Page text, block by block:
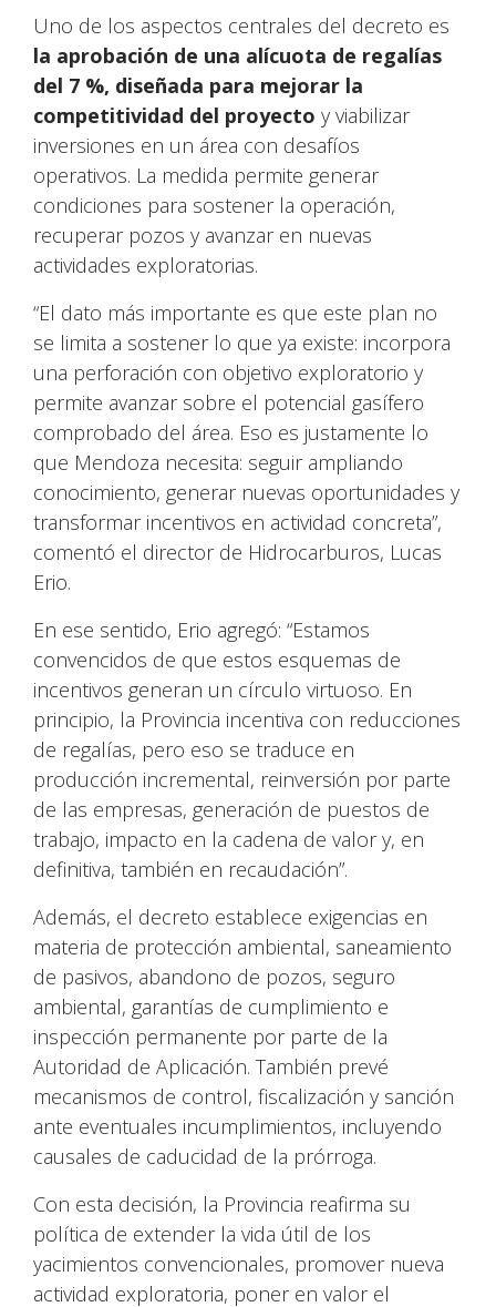
Uno de los aspectos centrales del decreto es
la aprobación de una alícuota de regalías
del 7 %, diseñada para mejorar la
competitividad del proyectoy viabilizar
inversiones en un área con desafíos
operativos. La medida permite generar
condiciones para sostener la operación,
recuperar pozos y avanzar en nuevas
actividades exploratorias.
“El dato más importante es que este plan no
se limita a sostener lo que ya existe: incorpora
una perforación con objetivo exploratorio y
permite avanzar sobre el potencial gasífero
comprobado del área. Eso es justamente lo
que Mendoza necesita: seguir ampliando
conocimiento, generar nuevas oportunidades y
transformar incentivos en actividad concreta”,
comentó el director de Hidrocarburos, Lucas
Erio.
En ese sentido, Erio agregó: “Estamos
convencidos de que estos esquemas de
incentivos generan un círculo virtuoso. En
principio, la Provincia incentiva con reducciones
de regalías, pero eso se traduce en
producción incremental, reinversión por parte
de las empresas, generación de puestos de
trabajo, impacto en la cadena de valor y, en
definitiva, también en recaudación”.
Además, el decreto establece exigencias en
materia de protección ambiental, saneamiento
de pasivos, abandono de pozos, seguro
ambiental, garantías de cumplimiento e
inspección permanente por parte de la
Autoridad de Aplicación. También prevé
mecanismos de control, fiscalización y sanción
ante eventuales incumplimientos, incluyendo
causales de caducidad de la prórroga.
Con esta decisión, la Provincia reafirma su
política de extender la vida útil de los
yacimientos convencionales, promover nueva
actividad exploratoria, poner en valor el